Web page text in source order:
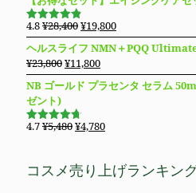
¥14,800
で
し
た。
¥11,980
で
価
格
は
¥8,850
で
し
た。
の
価
格
は
¥8,490
で
5段階で
4.83の評
価
4.8¥28,400元
の
価
格
は
で
し
¥19,800現
在
の
格
ヘルスライフ NMN＋PQQ
¥23,800元
の
価
格
は
し
¥11,800現
在
の
格
で
NB ゴールド プラセンタ セラム
ゼント)
5段階で
4.7¥5,480元
格
¥4,780現
価
コスメ売り上げランキン